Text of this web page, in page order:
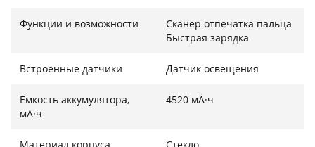
Функции и возможности
Сканер отпечатка пальца
Быстрая зарядка
Встроенные датчики Датчик освещения
Емкость аккумулятора,
мА·ч
4520 мА·ч